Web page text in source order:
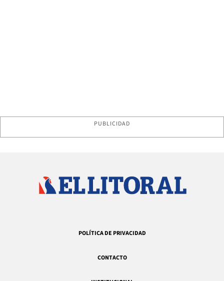
PUBLICIDAD
POLÍTICA DE PRIVACIDAD
CONTACTO